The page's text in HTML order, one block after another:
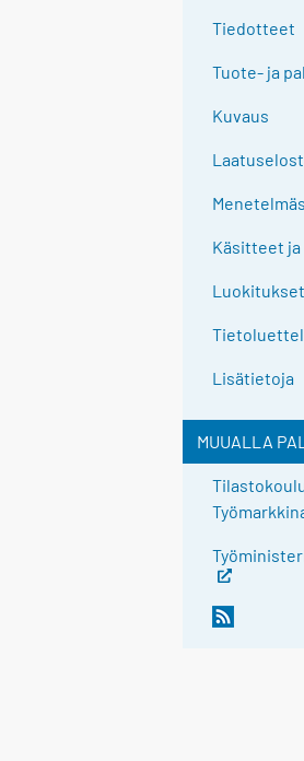
Tiedotteet
Tuote- ja
Kuvaus
Käsitteet
Luokitukset
Lisätietoja
MUUALLA